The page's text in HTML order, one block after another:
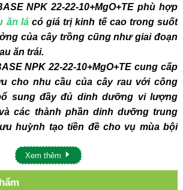
NPK 22-22-10+MgO+TE phù hợp
ăn lácó giá trị kinh tế cao trong suốt
của cây trồng cũng như giai đoạn
ăn trái.
NPK 22-22-10+MgO+TE cung cấp
cho nhu cầu của cây rau với công
sung đầy đủ dinh dưỡng vi lượng
các thành phần dinh dưỡng trung
huỳnh tạo tiền đề cho vụ mùa bội
NPK 22-22-10+MgO+TE
bột hoà tan hoàn toàn trong nước, được
Xem thêm